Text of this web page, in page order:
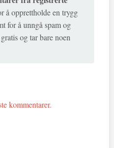
å opprettholde en trygg
for å unngå spam og
og tar bare noen
kommentarer.